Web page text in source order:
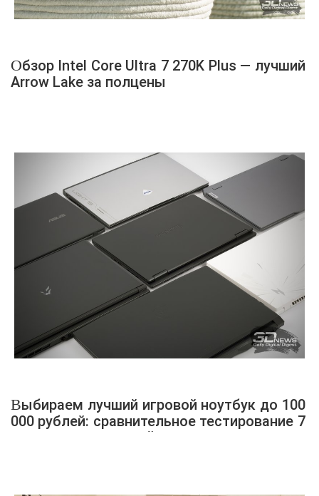
Обзор Intel Core Ultra 7 270K Plus — лучший
Arrow Lake за полцены
Выбираем лучший игровой ноутбук до 100
000 рублей: сравнительное тестирование 7
интересных моделей